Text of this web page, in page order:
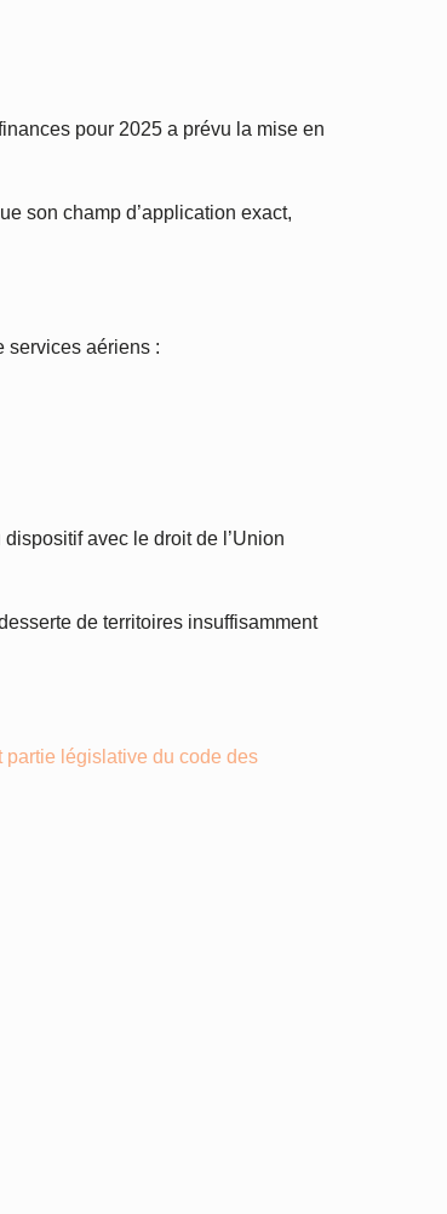
pour 2025 a prévu la mise en
son champ d’application exact,
services aériens :
avec le droit de l’Union
de territoires insuffisamment
partie législative du code des